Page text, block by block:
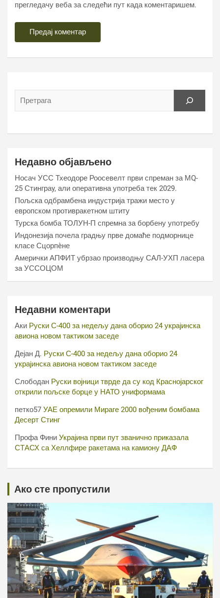
прегледачу веба за следећи пут када коментаришем.
Недавно објављено
Носач УСС Тхеодоре Роосевелт први спреман за МQ-
25 Стинграy, али оперативна употреба тек 2029.
Пољска одбрамбена индустрија тражи место у
европском противракетном штиту
Турска бомба ТОЛУН-П спремна за борбену употребу
Индонезија почела градњу прве домаће подморнице
класе Сцорпèне
Амерички АПФИТ убрзао производњу САЛ-УХП ласера
за УССОЦОМ
Недавни коментари
Аки Руски С-400 за недељу дана оборио 24 украјинска
авиона новом тактиком заседе
Дејан Д. Руски С-400 за недељу дана оборио 24
украјинска авиона новом тактиком заседе
Слободан Руски војници тврде да су код Краснојарског
открили пољске борце у НАТО униформама
петко57 УАЕ опремили Мираге 2000 вођеним бомбама
Десерт Стинг
Профа Фини Украјина први пут званично приказала
СТАСХ са Хеллфире ракетама на камиону ДАФ
Ако сте пропустили